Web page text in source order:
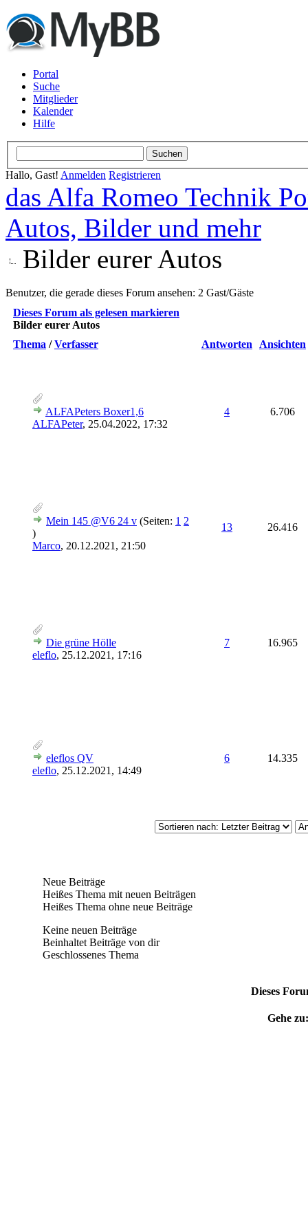
Portal
Suche
Mitglieder
Kalender
Hilfe
Hallo, Gast! Anmelden Registrieren
das Alfa Romeo Technik
Autos, Bilder und mehr
Bilder eurer Autos
Benutzer, die gerade dieses Forum ansehen: 2 Gast/Gäste
Dieses Forum als gelesen markieren
Bilder eurer Autos
Thema /Verfasser Antworten Ansichten
ALFAPeters Boxer1,6
ALFAPeter, 25.04.2022, 17:32
4 6.706
Mein 145 @V6 24 v (Seiten: 1 2
)
Marco, 20.12.2021, 21:50
13 26.416
Die grüne Hölle
eleflo, 25.12.2021, 17:16
7 16.965
eleflos QV
eleflo, 25.12.2021, 14:49
6 14.335
Neue Beiträge
Heißes Thema mit neuen Beiträgen
Heißes Thema ohne neue Beiträge
Keine neuen Beiträge
Beinhaltet Beiträge von dir
Geschlossenes Thema
Dieses
Gehe zu: